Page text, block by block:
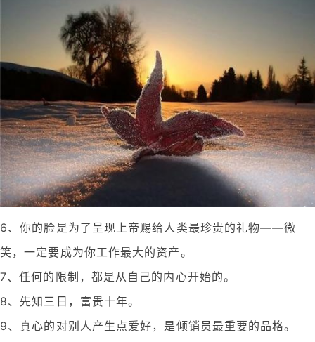
6、你的脸是为了呈现上帝赐给人类最珍贵的礼物——微
笑，一定要成为你工作最大的资产。
7、任何的限制，都是从自己的内心开始的。
8、先知三日，富贵十年。
9、真心的对别人产生点爱好，是倾销员最重要的品格。